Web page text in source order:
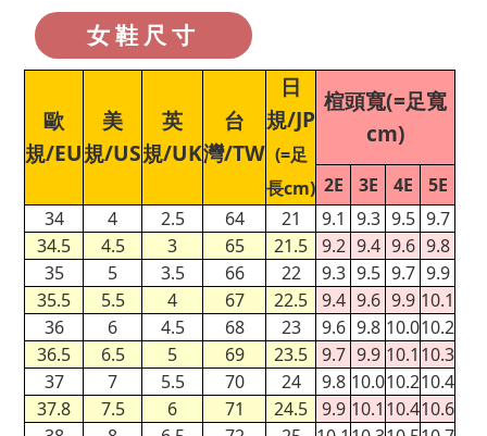
女鞋尺寸
歐
規/EU
美
規/US
英
規/UK
台
灣/TW
日
規/JP
(=足
長cm)
楦頭寬(=足寬
cm)
2E 3E 4E
5E
34
4 2.5 64 21 9.1 9.3 9.5 9.7
34.5
4.5 3 65 21.5 9.2 9.4 9.6 9.8
35
5 3.5 66 22 9.3 9.5 9.7 9.9
35.5
5.5 4 67 22.5 9.4 9.6 9.9 10.1
36
6 4.5 68 23 9.6 9.8 10.010.2
36.5
6.5 5 69 23.5 9.7 9.9 10.1 10.3
37
7 5.5 70 24 9.8 10.010.210.4
37.8
7.5 6 71 24.5 9.9 10.1 10.410.6